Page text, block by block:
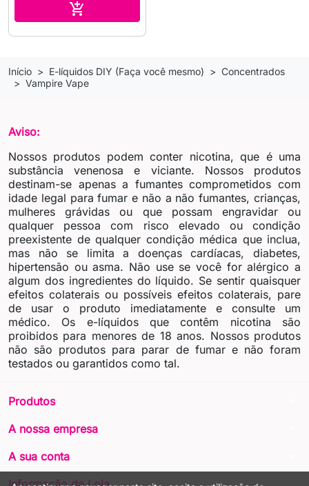

Início E-líquidos DIY (Faça você mesmo)
Concentrados
Vampire Vape
Aviso:
Nossos produtos podem conter nicotina, que é uma
substância venenosa e viciante. Nossos produtos
destinam-se apenas a fumantes comprometidos com
idade legal para fumar e não a não fumantes, crianças,
mulheres grávidas ou que possam engravidar ou
qualquer pessoa com risco elevado ou condição
preexistente de qualquer condição médica que inclua,
mas não se limita a doenças cardíacas, diabetes,
hipertensão ou asma. Não use se você for alérgico a
algum dos ingredientes do líquido. Se sentir quaisquer
efeitos colaterais ou possíveis efeitos colaterais, pare
de usar o produto imediatamente e consulte um
médico. Os e-líquidos que contêm nicotina são
proibidos para menores de 18 anos. Nossos produtos
não são produtos para parar de fumar e não foram
testados ou garantidos como tal.
Produtos
A nossa empresa
A sua conta